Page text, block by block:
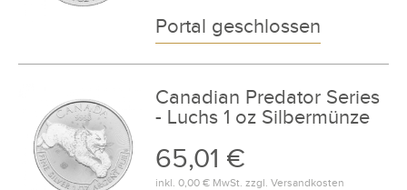
Portal geschlossen
Canadian Predator Series
- Luchs 1 oz Silbermünze
65,01 €
inkl. 0,00 €MwSt. zzgl. Versandkosten